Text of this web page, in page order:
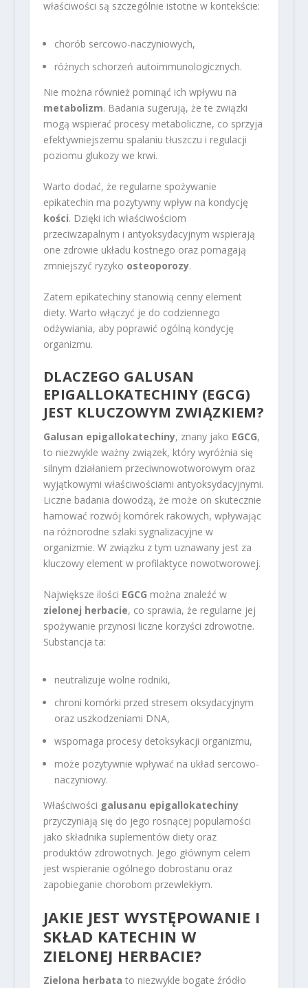
właściwości są szczególnie istotne w kontekście:
chorób sercowo-naczyniowych,
różnych schorzeń autoimmunologicznych.
Nie można również pominąć ich wpływu na
metabolizm. Badania sugerują, że te związki
mogą wspierać procesy metaboliczne, co sprzyja
efektywniejszemu spalaniu tłuszczu i regulacji
poziomu glukozy we krwi.
Warto dodać, że regularne spożywanie
epikatechin ma pozytywny wpływ na kondycję
kości. Dzięki ich właściwościom
przeciwzapalnym i antyoksydacyjnym wspierają
one zdrowie układu kostnego oraz pomagają
zmniejszyć ryzyko osteoporozy.
Zatem epikatechiny stanowią cenny element
diety. Warto włączyć je do codziennego
odżywiania, aby poprawić ogólną kondycję
organizmu.
DLACZEGO GALUSAN
EPIGALLOKATECHINY (EGCG)
JEST KLUCZOWYM ZWIĄZKIEM?
Galusan epigallokatechiny, znany jako EGCG,
to niezwykle ważny związek, który wyróżnia się
silnym działaniem przeciwnowotworowym oraz
wyjątkowymi właściwościami antyoksydacyjnymi.
Liczne badania dowodzą, że może on skutecznie
hamować rozwój komórek rakowych, wpływając
na różnorodne szlaki sygnalizacyjne w
organizmie. W związku z tym uznawany jest za
kluczowy element w profilaktyce nowotworowej.
Największe ilości EGCG można znaleźć w
zielonej herbacie, co sprawia, że regularne jej
spożywanie przynosi liczne korzyści zdrowotne.
Substancja ta:
neutralizuje wolne rodniki,
chroni komórki przed stresem oksydacyjnym
oraz uszkodzeniami DNA,
wspomaga procesy detoksykacji organizmu,
może pozytywnie wpływać na układ sercowo-
naczyniowy.
Właściwości galusanu epigallokatechiny
przyczyniają się do jego rosnącej popularności
jako składnika suplementów diety oraz
produktów zdrowotnych. Jego głównym celem
jest wspieranie ogólnego dobrostanu oraz
zapobieganie chorobom przewlekłym.
JAKIE JEST WYSTĘPOWANIE I
SKŁAD KATECHIN W
ZIELONEJ HERBACIE?
Zielona herbata to niezwykle bogate źródło